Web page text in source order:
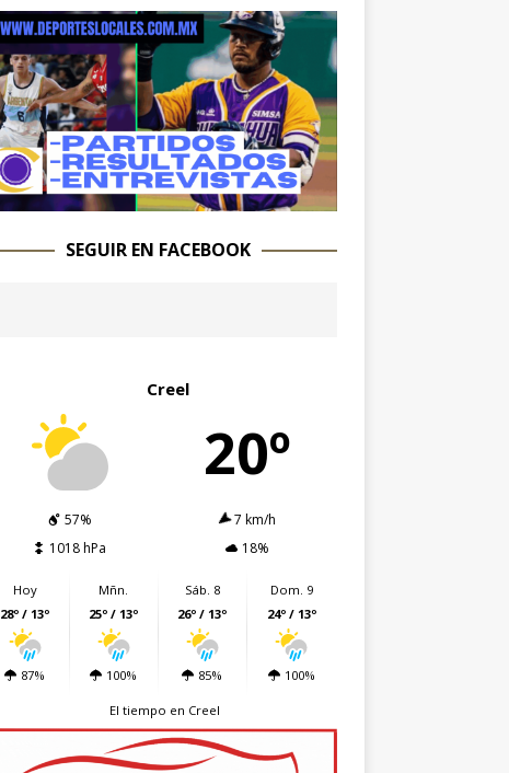
SEGUIR EN FACEBOOK
Creel
20º
57%
7 km/h
1018 hPa
18%
Hoy
28º / 13º
87%
Mñn.
25º / 13º
100%
Sáb. 8
26º / 13º
85%
Dom. 9
24º / 13º
100%
El tiempo en Creel